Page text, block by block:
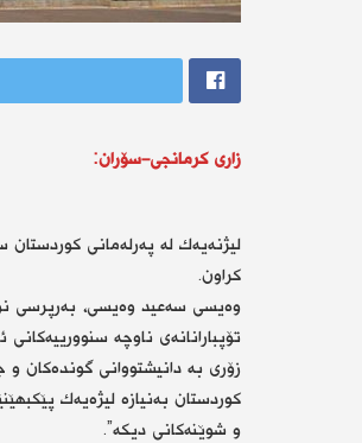
زاری كرمانجی-سۆران:
لیژنەیەك لە پەرلەمانی كوردستان
كراون.
وەیسی سەعید وەیسی، بەرپرسی
تۆپبارانانەی ناوچە
زۆری بە دانیشتووانی گوندەكان و
كوردستان بەنیازە لیژەیەك
و شوێنەكانی دیكە”.